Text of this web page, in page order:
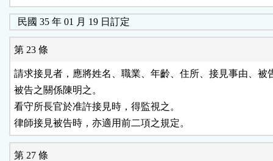
民國 35 年 01 月 19 日訂定
第 23 條
請求接見者，應將姓名、職業、年齡、住所、接見事由、被
被告之關係陳明之。
看守所長官於准許接見時，得監視之。
律師接見被告時，亦適用前二項之規定。
第 27 條